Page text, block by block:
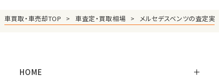
車買取・車売却TOP 車査定・買取相場 メルセデスベンツの査定実
HOME